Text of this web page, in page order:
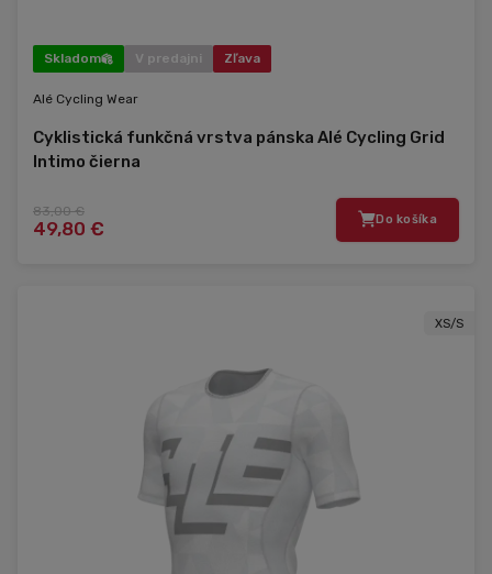
Skladom V predajni Zľava
Alé Cycling Wear
Cyklistická funkčná vrstva pánska Alé Cycling Grid
Intimo čierna
83,00 €
49,80 € Do košíka
XS/S